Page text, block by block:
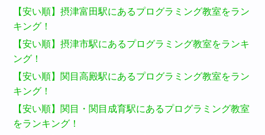
【安い順】摂津富田駅にあるプログラミング教室をラン
キング！
【安い順】摂津市駅にあるプログラミング教室をランキ
ング！
【安い順】関目高殿駅にあるプログラミング教室をラン
キング！
【安い順】関目・関目成育駅にあるプログラミング教室
をランキング！